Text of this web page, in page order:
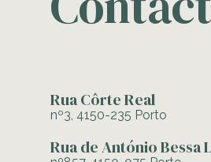
Rua Côrte Real
nº3, 4150-235 Porto
Rua de António Bessa